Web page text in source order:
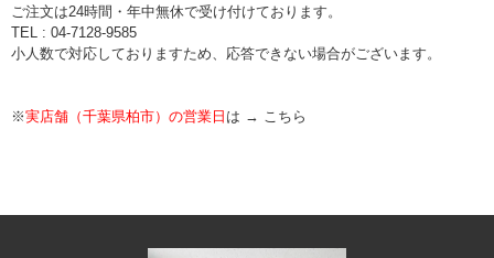
ご注文は24時間・年中無休で受け付けております。
TEL : 04-7128-9585
小人数で対応しておりますため、応答できない場合がございます。
※実店舗（千葉県柏市）の営業日 は → こちら